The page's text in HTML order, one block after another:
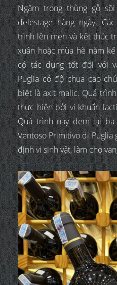
Ngâm trong thùng gỗ
delestage hàng ngày.
trình lên men và kết thúc
xuân hoặc mùa hè năm
có tác dụng tốt đối với
Puglia có độ chua cao
biệt là axit malic. Quá
thực hiện bởi vi khuẩn
Quá trình này đem lại
Ventoso Primitivo di Puglia
định vi sinh vật, làm cho